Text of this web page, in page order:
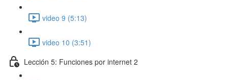
video 9 (5:13)
video 10 (3:51)
Lección 5: Funciones por internet 2